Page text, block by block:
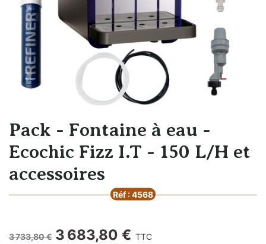
Pack - Fontaine à eau -
Ecochic Fizz I.T - 150 L/H et
accessoires
Réf : 4568
3 733,80 € 3 683,80 € TTC